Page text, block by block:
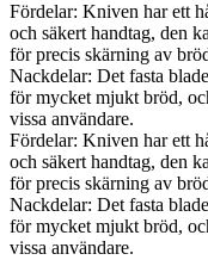
Fördelar: Kniven har ett
och säkert handtag, den
för precis skärning av
Nackdelar: Det fasta
för mycket mjukt bröd,
vissa användare.
Fördelar: Kniven har ett
och säkert handtag, den
för precis skärning av
Nackdelar: Det fasta
för mycket mjukt bröd,
vissa användare.